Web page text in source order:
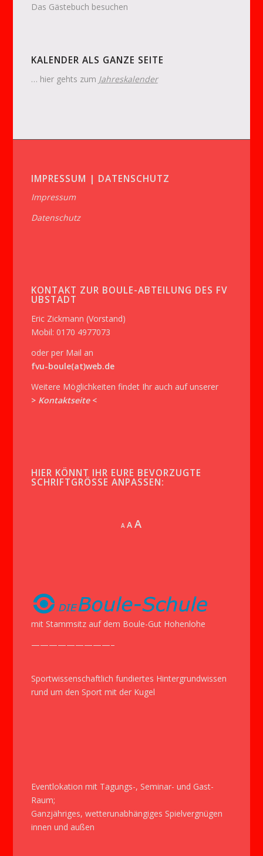
Das Gästebuch besuchen
KALENDER ALS GANZE SEITE
… hier gehts zum Jahreskalender
IMPRESSUM | DATENSCHUTZ
Impressum
Datenschutz
KONTAKT ZUR BOULE-ABTEILUNG DES FV
UBSTADT
Eric Zickmann (Vorstand)
Mobil: 0170 4977073
oder per Mail an
fvu-boule(at)web.de
Weitere Möglichkeiten findet Ihr auch auf unserer
> Kontaktseite <
HIER KÖNNT IHR EURE BEVORZUGTE
SCHRIFTGRÖSSE ANPASSEN:
A Decrease
AReset
AIncrease
mit Stammsitz auf dem Boule-Gut Hohenlohe
—————————–
Sportwissenschaftlich fundiertes Hintergrundwissen
rund um den Sport mit der Kugel
Eventlokation mit Tagungs-, Seminar- und Gast-
Raum;
Ganzjähriges, wetterunabhängiges Spielvergnügen
innen und außen